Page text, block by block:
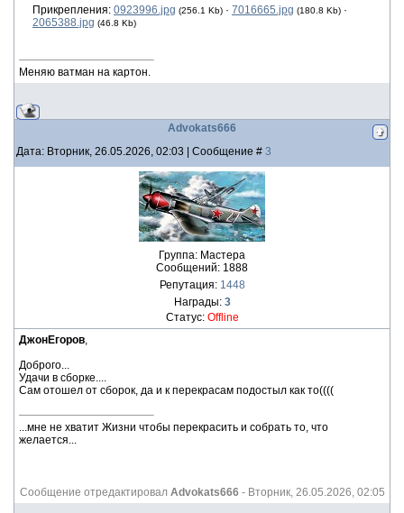
Прикрепления: 0923996.jpg (256.1 Kb) · 7016665.jpg (180.8 Kb) ·
2065388.jpg (46.8 Kb)
Меняю ватман на картон.
Advokats666
Дата: Вторник, 26.05.2026, 02:03 | Сообщение # 3
Группа: Мастера
Сообщений: 1888
Репутация: 1448
Награды: 3
Статус: Offline
ДжонЕгоров,
Доброго...
Удачи в сборке....
Сам отошел от сборок, да и к перекрасам подостыл как то((((
...мне не хватит Жизни чтобы перекрасить и собрать то, что
желается...
Сообщение отредактировал Advokats666 - Вторник, 26.05.2026, 02:05